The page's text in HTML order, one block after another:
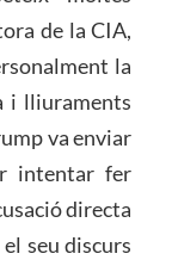
de la CIA,
la
i lliuraments
va enviar
intentar fer
directa
seu discurs